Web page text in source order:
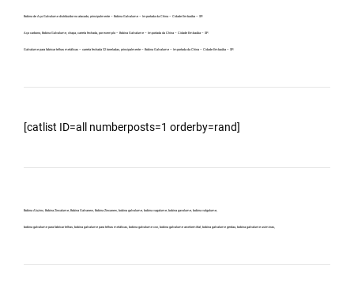
Bobina de Aço Galvalume distribuidor no atacado, principalmente – Bobina Galvalume – Importada da China – Cidade Embaúba – SP.
Aço carbono, Bobina Galvalume, chapa, carreta fechada, por exemplo – Bobina Galvalume – Importada da China – Cidade Embaúba – SP.
Galvalume para fabricar telhas metálicas – carreta fechada 32 toneladas, principalmente – Bobina Galvalume – Importada da China – Cidade Embaúba – SP.
[catlist ID=all numberposts=1 orderby=rand]
Bobina Aluzinc, Bobina Zincalume, Bobina Galvanew, Bobina Zincanew, bobina galvolume, bobina vagalume, bobina gavolume, bobina valgalume,
bobina galvalume para fabricar telhas, bobina galvalume para telhas metálicas, bobina galvalume csn, bobina galvalume arcelormittal, bobina galvalume gerdau, bobina galvalume usiminas,